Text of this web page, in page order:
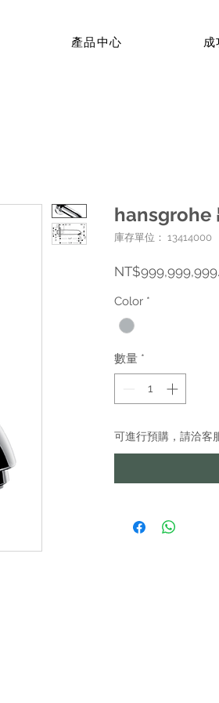
產品中心 成
hansgrohe
庫存單位： 13414000
Color *
數量 *
可進行預購，請洽客